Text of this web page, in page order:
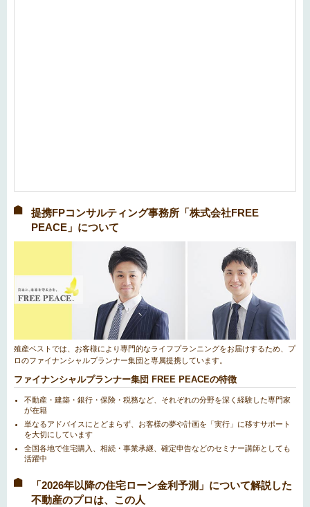
提携FPコンサルティング事務所「株式会社FREE
PEACE」について
殖産ベストでは、お客様により専門的なライフプランニングをお届けするため、プ
ロのファイナンシャルプランナー集団と専属提携しています。
ファイナンシャルプランナー集団 FREE PEACEの特徴
不動産・建築・銀行・保険・税務など、それぞれの分野を深く経験した専門家
が在籍
単なるアドバイスにとどまらず、お客様の夢や計画を「実行」に移すサポート
を大切にしています
全国各地で住宅購入、相続・事業承継、確定申告などのセミナー講師としても
活躍中
「2026年以降の住宅ローン金利予測」について解説した
不動産のプロは、この人